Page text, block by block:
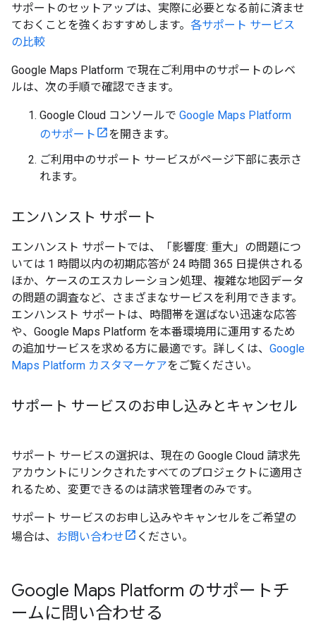
サポートのセットアップは、実際に必要となる前に済ませ
ておくことを強くおすすめします。 各サポート サービス
の比較
Google Maps Platform で現在ご利用中のサポートのレベ
ルは、次の手順で確認できます。
Google Cloud コンソールで Google Maps Platform
のサポート
を開きます。
ご利用中のサポート サービスがページ下部に表示さ
れます。
エンハンスト サポート
エンハンスト サポートでは、「影響度: 重大」の問題につ
いては 1 時間以内の初期応答が 24 時間 365 日提供される
ほか、ケースのエスカレーション処理、複雑な地図データ
の問題の調査など、さまざまなサービスを利用できます。
エンハンスト サポートは、時間帯を選ばない迅速な応答
や、Google Maps Platform を本番環境用に運用するため
の追加サービスを求める方に最適です。詳しくは、 Google
Maps Platform カスタマーケアをご覧ください。
サポート サービスのお申し込みとキャンセル
サポート サービスの選択は、現在の Google Cloud 請求先
アカウントにリンクされたすべてのプロジェクトに適用さ
れるため、変更できるのは請求管理者のみです。
サポート サービスのお申し込みやキャンセルをご希望の
場合は、 お問い合わせ ください。
Google Maps Platform のサポートチ
ームに問い合わせる